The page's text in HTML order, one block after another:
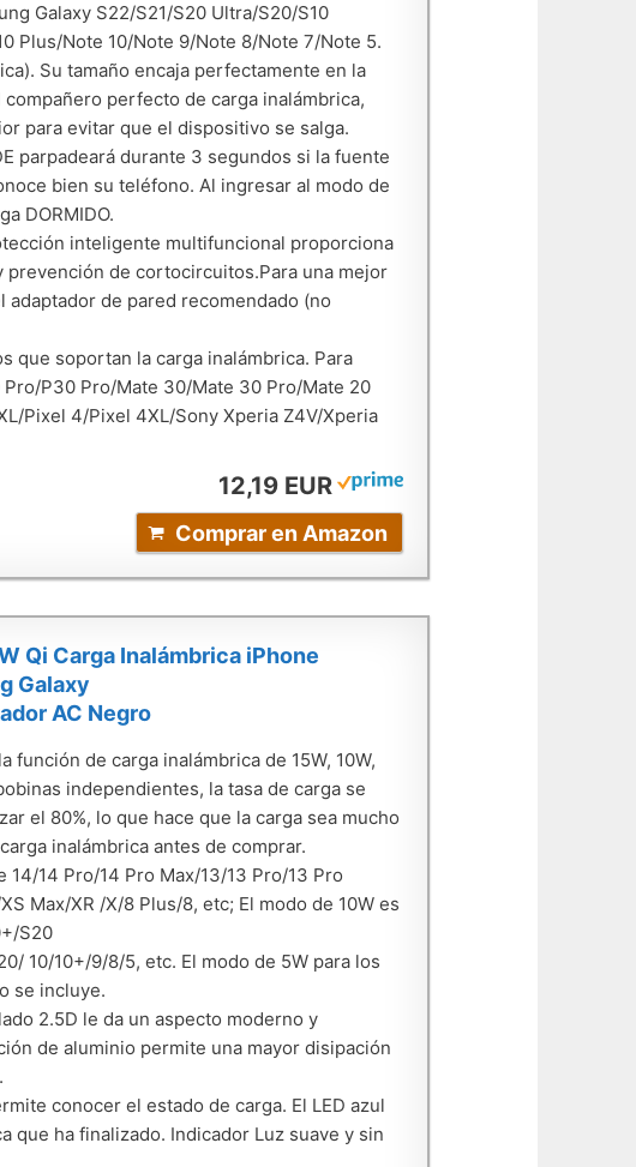
Galaxy S22/S21/S20 Ultra/S20/S10
Plus/Note 10/Note 9/Note 8/Note 7/Note 5.
Su tamaño encaja perfectamente en la
perfecto de carga inalámbrica,
para evitar que el dispositivo se salga.
parpadeará durante 3 segundos si la fuente
bien su teléfono. Al ingresar al modo de
DORMIDO.
inteligente multifuncional proporciona
de cortocircuitos.Para una mejor
de pared recomendado (no
que soportan la carga inalámbrica. Para
Pro/P30 Pro/Mate 30/Mate 30 Pro/Mate 20
Pixel 4/Pixel 4XL/Sony Xperia Z4V/Xperia
12,19 EUR
Comprar en Amazon
Qi Carga Inalámbrica iPhone
Galaxy
AC Negro
función de carga inalámbrica de 15W, 10W,
independientes, la tasa de carga se
el 80%, lo que hace que la carga sea mucho
inalámbrica antes de comprar.
14/14 Pro/14 Pro Max/13/13 Pro/13 Pro
Max/XR /X/8 Plus/8, etc; El modo de 10W es
S20
10/10+/9/8/5, etc. El modo de 5W para los
se incluye.
2.5D le da un aspecto moderno y
de aluminio permite una mayor disipación
conocer el estado de carga. El LED azul
que ha finalizado. Indicador Luz suave y sin